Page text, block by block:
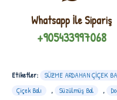
Whatsapp İle Sipariş
+905433997068
Etiketler: SÜZME ARDAHAN ÇİÇEK
Çiçek Balı
, Süzülmüş Bal ,